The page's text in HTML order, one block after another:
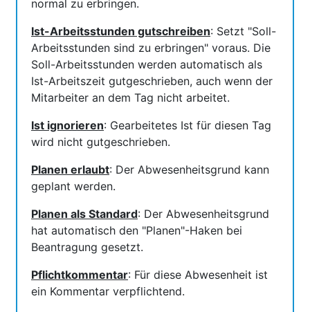
normal zu erbringen.
Ist-Arbeitsstunden gutschreiben: Setzt "Soll-
Arbeitsstunden sind zu erbringen" voraus. Die
Soll-Arbeitsstunden werden automatisch als
Ist-Arbeitszeit gutgeschrieben, auch wenn der
Mitarbeiter an dem Tag nicht arbeitet.
Ist ignorieren: Gearbeitetes Ist für diesen Tag
wird nicht gutgeschrieben.
Planen erlaubt: Der Abwesenheitsgrund kann
geplant werden.
Planen als Standard: Der Abwesenheitsgrund
hat automatisch den "Planen"-Haken bei
Beantragung gesetzt.
Pflichtkommentar: Für diese Abwesenheit ist
ein Kommentar verpflichtend.